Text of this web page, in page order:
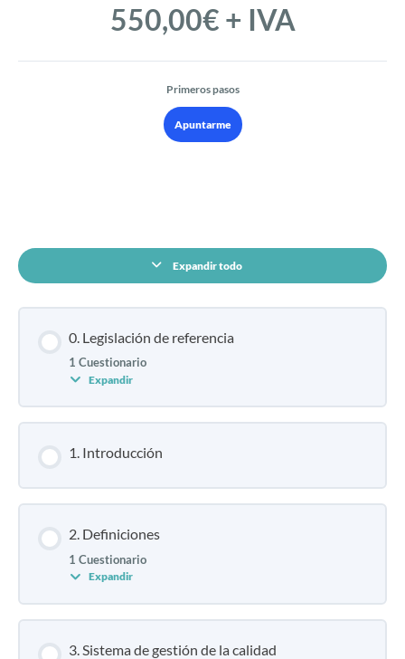
550,00€ + IVA
Primeros pasos
Apuntarme
Expandir todo
0. Legislación de referencia
1 Cuestionario
Expandir
1. Introducción
2. Definiciones
1 Cuestionario
Expandir
3. Sistema de gestión de la calidad